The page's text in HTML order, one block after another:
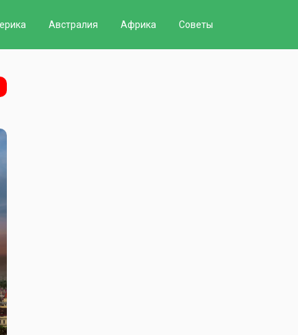
Австралия Африка Советы